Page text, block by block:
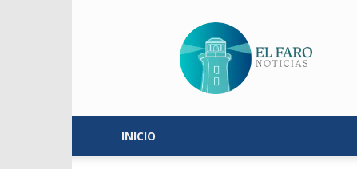
Faro
Noticias
INICIO